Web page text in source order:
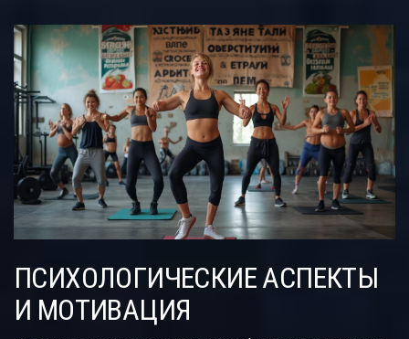
ПСИХОЛОГИЧЕСКИЕ АСПЕКТЫ
И МОТИВАЦИЯ